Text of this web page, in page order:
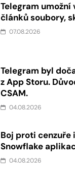
Telegram
článků soubory,
07.08.2026
Telegram byl
z App Storu.
CSAM.
04.08.2026
Boj proti cenzuře
Snowflake
04.08.2026